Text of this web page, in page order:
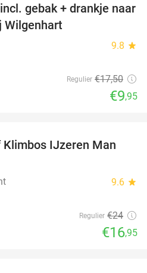
43%
gebak + drankje naar
Wilgenhart
9.8 star
Regulier €17,50
€9,95
29%
IJzeren Man
9.6 star
Regulier €24
€16,95